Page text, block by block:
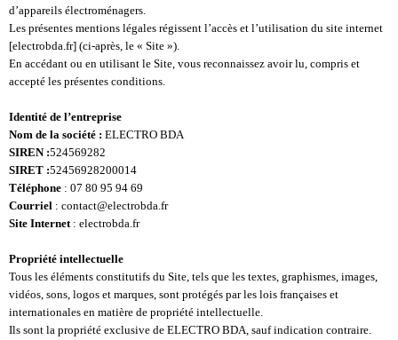
d’appareils électroménagers.
Les présentes mentions légales régissent l’accès et l’utilisation du site internet
[electrobda.fr] (ci-après, le « Site »).
En accédant ou en utilisant le Site, vous reconnaissez avoir lu, compris et
accepté les présentes conditions.
Identité de l’entreprise
Nom de la société : ELECTRO BDA
SIREN :524569282
SIRET :52456928200014
Téléphone : 07 80 95 94 69
Courriel : contact@electrobda.fr
Site Internet : electrobda.fr
Propriété intellectuelle
Tous les éléments constitutifs du Site, tels que les textes, graphismes, images,
vidéos, sons, logos et marques, sont protégés par les lois françaises et
internationales en matière de propriété intellectuelle.
Ils sont la propriété exclusive de ELECTRO BDA, sauf indication contraire.